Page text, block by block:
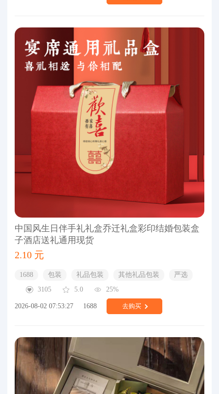
中国风生日伴手礼礼盒乔迁礼盒彩印结婚包装盒
子酒店送礼通用现货
2.10 元
1688 包装 礼品包装 其他礼品包装
严选
3105
5.0 25%
2026-08-02 07:53:27 1688 去购买